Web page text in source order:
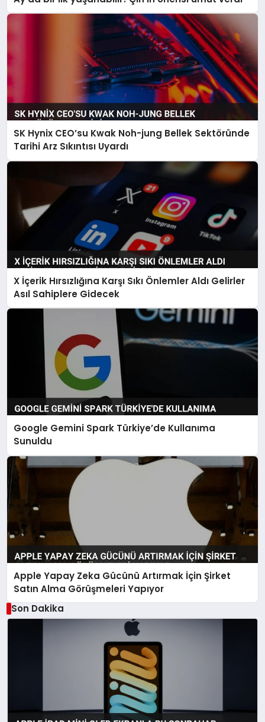
SK Hynix CEO’su Kwak Noh-jung Bellek Sektöründe
Tarihi Arz Sıkıntısı Uyardı
X İçerik Hırsızlığına Karşı Sıkı Önlemler Aldı Gelirler
Asıl Sahiplere Gidecek
Google Gemini Spark Türkiye’de Kullanıma
Sunuldu
Apple Yapay Zeka Gücünü Artırmak İçin Şirket
Satın Alma Görüşmeleri Yapıyor
Son Dakika